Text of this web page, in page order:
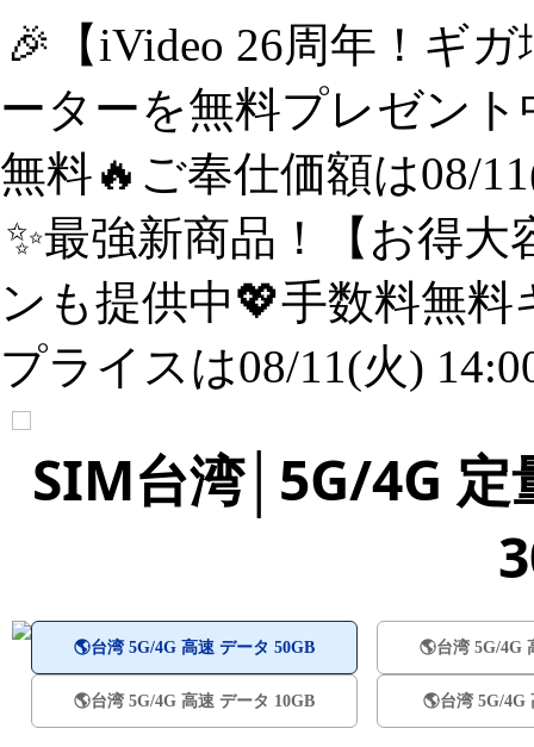
🎉【iVideo 26周年！ギ
ーターを無料プレゼン
無料🔥ご奉仕価額は08/
✨️最強新商品！【お得
ンも提供中💖手数料無
プライスは08/11(火)
SIM台湾│5G/4G
🌎️台湾 5G/4G 高速 データ 50GB 🌎️台湾 5G/4G
🌎️台湾 5G/4G 高速 データ 10GB 🌎️台湾 5G/4G